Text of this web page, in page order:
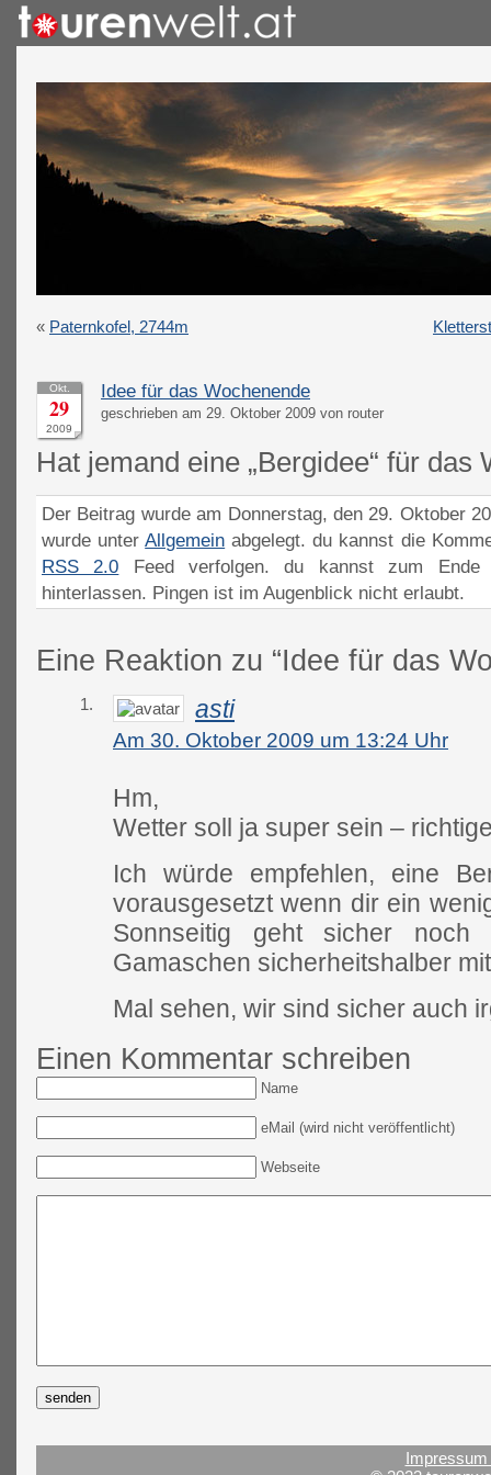
« Paternkofel, 2744m
Okt.
29
2009
Idee für das Wochenende
geschrieben am 29. Oktober 2009 von router
Hat jemand eine „Bergidee“ für das
Der Beitrag wurde am Donnerstag, den 29. Oktober
wurde unterAllgemein abgelegt. du kannst die
RSS 2.0 Feed verfolgen. du kannst zum Ende
hinterlassen. Pingen ist im Augenblick nicht erlaubt.
Eine Reaktion zu “Idee für das
1. asti
Am 30. Oktober 2009 um 13:24 Uhr
Hm,
Wetter soll ja super sein –
Ich würde empfehlen, eine
vorausgesetzt wenn dir ein
Sonnseitig geht sicher
Gamaschen sicherheitshalber
Mal sehen, wir sind sicher auch
Einen Kommentar schreiben
Name
eMail (wird nicht veröffentlicht)
Webseite